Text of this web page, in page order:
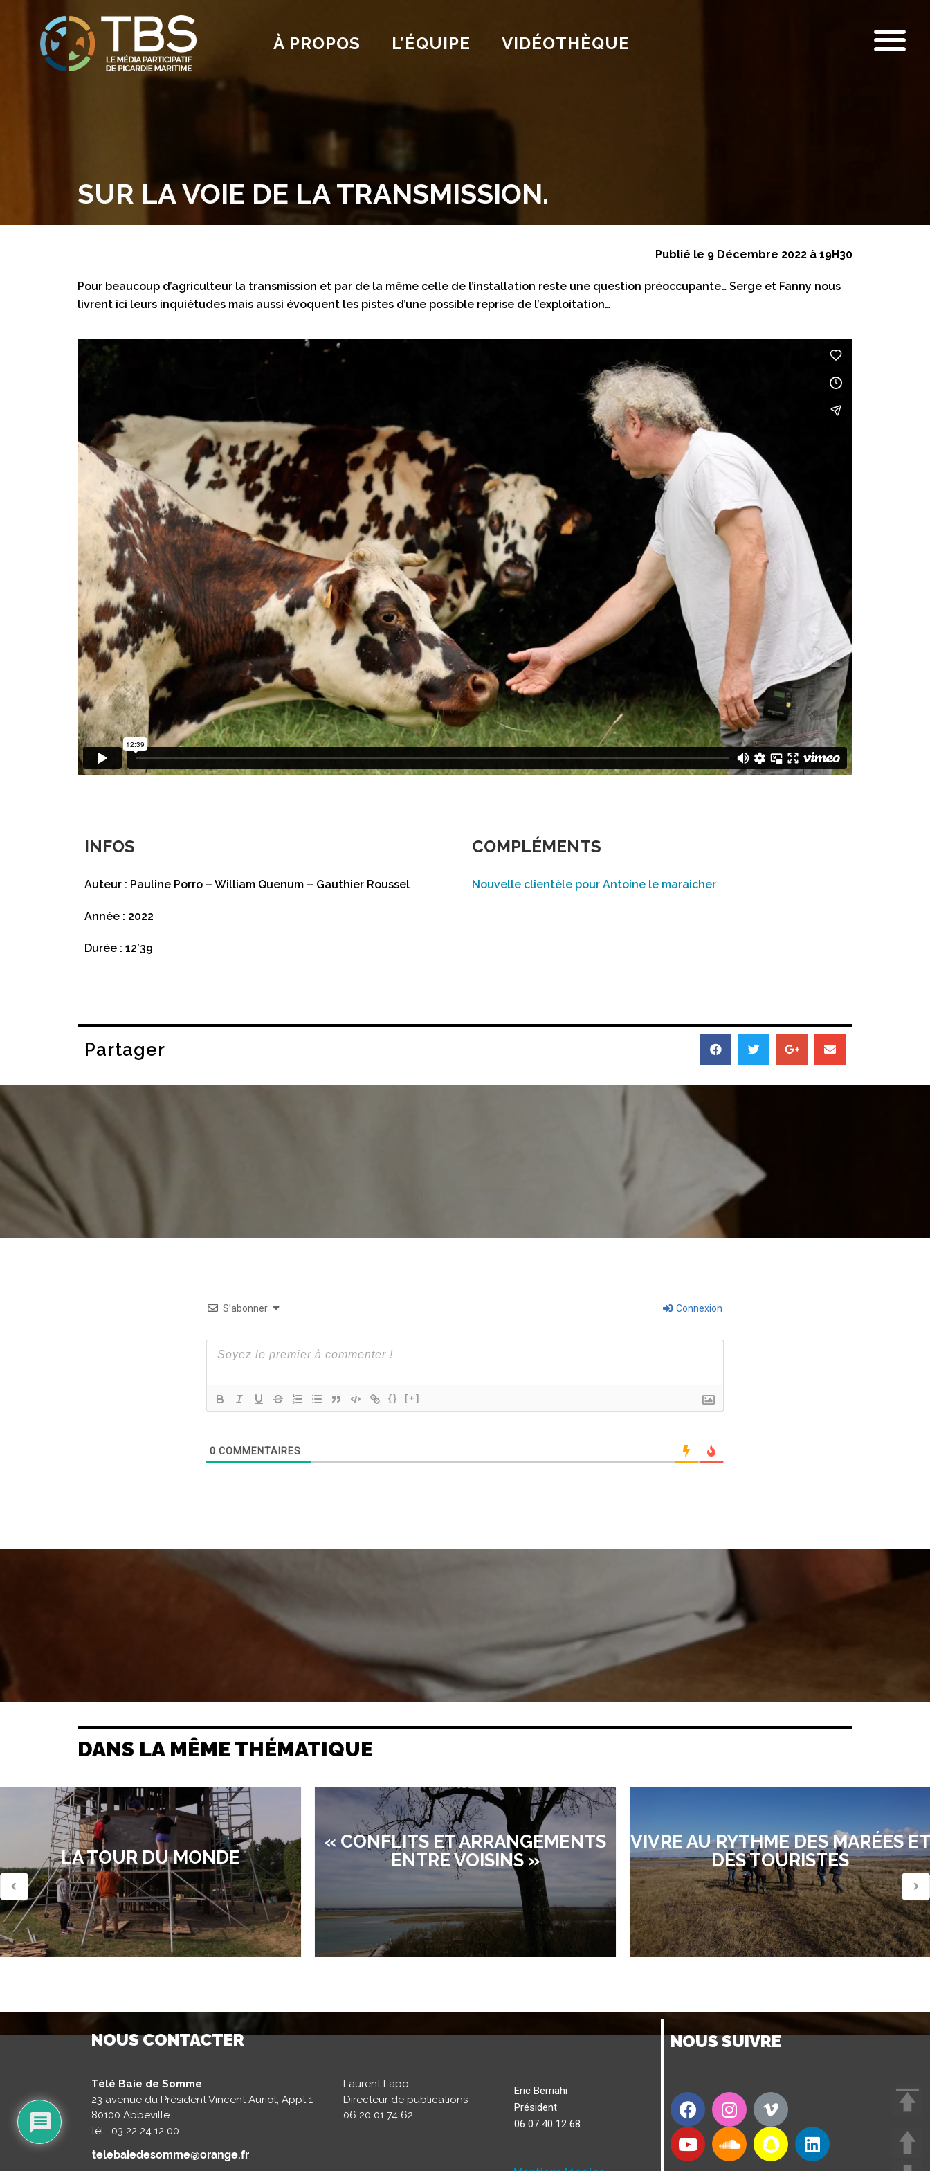
À PROPOS L’ÉQUIPE VIDÉOTHÈQUE
SUR LA VOIE DE LA TRANSMISSION.
Publié le 9 Décembre 2022 à 19H30
Pour beaucoup d’agriculteur la transmission et par de la même celle de l’installation reste une question préoccupante… Serge et Fanny nous
livrent ici leurs inquiétudes mais aussi évoquent les pistes d’une possible reprise de l’exploitation…
INFOS
Auteur : Pauline Porro – William Quenum – Gauthier Roussel
Année : 2022
Durée : 12’39
COMPLÉMENTS
Nouvelle clientèle pour Antoine le maraicher
Partager
S’abonner Connexion
{} [+]
0 COMMENTAIRES
DANS LA MÊME THÉMATIQUE
LA TOUR DU MONDE
« CONFLITS ET ARRANGEMENTS
ENTRE VOISINS »
VIVRE AU RYTHME DES MARÉES ET
DES TOURISTES
NOUS CONTACTER
Télé Baie de Somme
23 avenue du Président Vincent Auriol, Appt 1
80100 Abbeville
tél : 03 22 24 12 00
Laurent Lapo
Directeur de publications
06 20 01 74 62
Eric Berriahi
Président
06 07 40 12 68
NOUS SUIVRE